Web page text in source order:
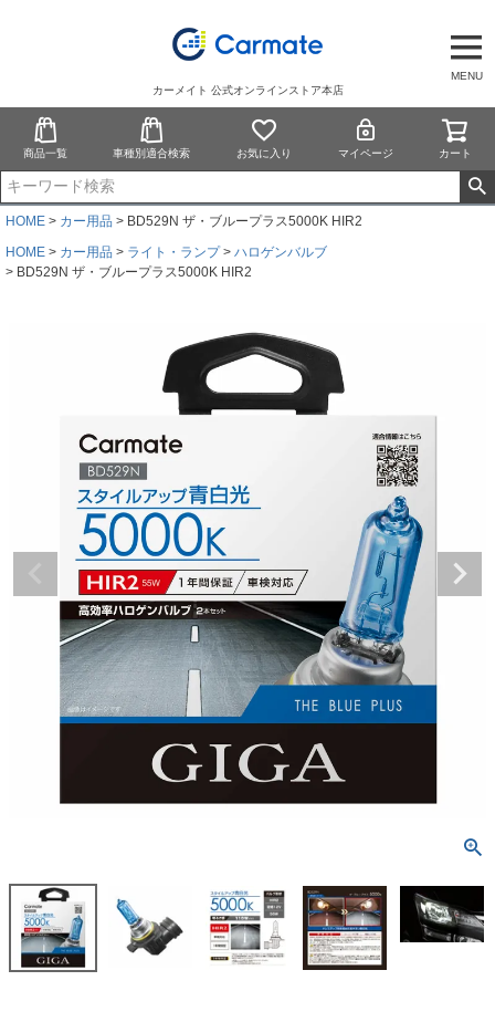
MENU
カーメイト 公式オンラインストア本店
商品一覧 車種別適合検索 お気に入り マイページ カート
HOME カー用品
BD529N ザ・ブループラス5000K HIR2
HOME
カー用品 ライト・ランプ
ハロゲンバルブ
BD529N ザ・ブループラス5000K HIR2